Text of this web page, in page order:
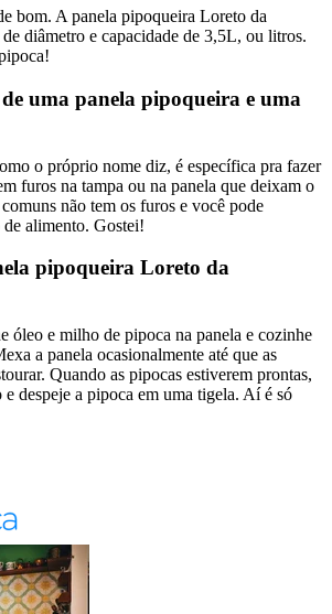
bom. A panela pipoqueira Loreto da
diâmetro e capacidade de 3,5L, ou litros.
uma panela pipoqueira e uma
o próprio nome diz, é específica pra fazer
furos na tampa ou na panela que deixam o
não tem os furos e você pode
alimento. Gostei!
pipoqueira Loreto da
óleo e milho de pipoca na panela e cozinhe
a panela ocasionalmente até que as
Quando as pipocas estiverem prontas,
despeje a pipoca em uma tigela. Aí é só